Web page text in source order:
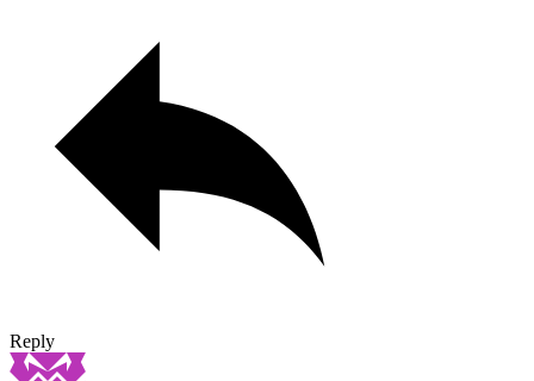
Reply